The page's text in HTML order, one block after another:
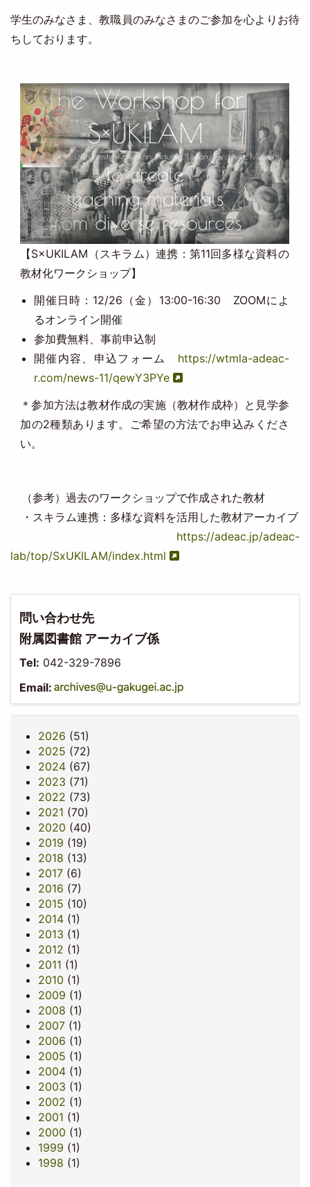
学生のみなさま、教職員のみなさまのご参加を心よりお待
ちしております。
Image
【S×UKILAM（スキラム）連携：第11回多様な資料の
教材化ワークショップ】
開催日時：12/26（金）13:00-16:30 ZOOMによ
るオンライン開催
参加費無料、事前申込制
開催内容、申込フォーム https://wtmla-adeac-
r.com/news-11/qewY3PYe
＊参加方法は教材作成の実施（教材作成枠）と見学参
加の2種類あります。ご希望の方法でお申込みくださ
い。
（参考）過去のワークショップで作成された教材
・スキラム連携：多様な資料を活用した教材アーカイブ
https://adeac.jp/adeac-
lab/top/SxUKILAM/index.html
問い合わせ先
附属図書館 アーカイブ係
Tel: 042-329-7896
Email:
2026 (51)
2025 (72)
2024(67)
2023 (71)
2022 (73)
2021 (70)
2020 (40)
2019 (19)
2018 (13)
2017(6)
2016 (7)
2015 (10)
2014(1)
2013 (1)
2012 (1)
2011 (1)
2010 (1)
2009 (1)
2008 (1)
2007(1)
2006 (1)
2005 (1)
2004(1)
2003 (1)
2002 (1)
2001 (1)
2000 (1)
1999 (1)
1998 (1)